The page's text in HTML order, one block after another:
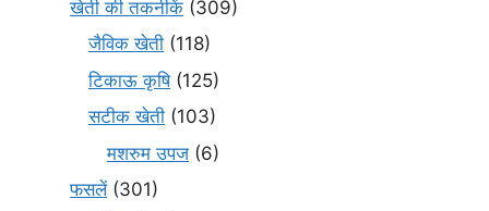
खेती की तकनीकें (309)
जैविक खेती (118)
टिकाऊ कृषि(125)
सटीक खेती (103)
मशरुम उपज (6)
फसलें(301)